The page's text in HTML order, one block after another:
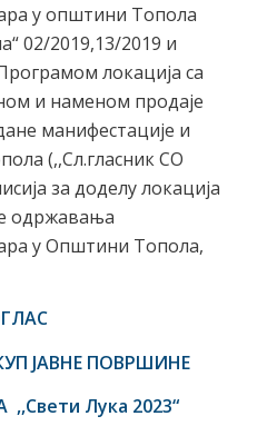
у општини Топола
02/2019,13/2019 и
локација са
и наменом продаје
манифестације и
(,,Сл.гласник СО
за доделу локација
одржавања
у Општини Топола,
ЈАВНЕ ПОВРШИНЕ
,,Свети Лука 2023“